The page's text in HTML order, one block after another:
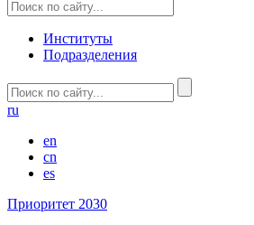
Институты
Подразделения
ru
en
cn
es
Приоритет 2030